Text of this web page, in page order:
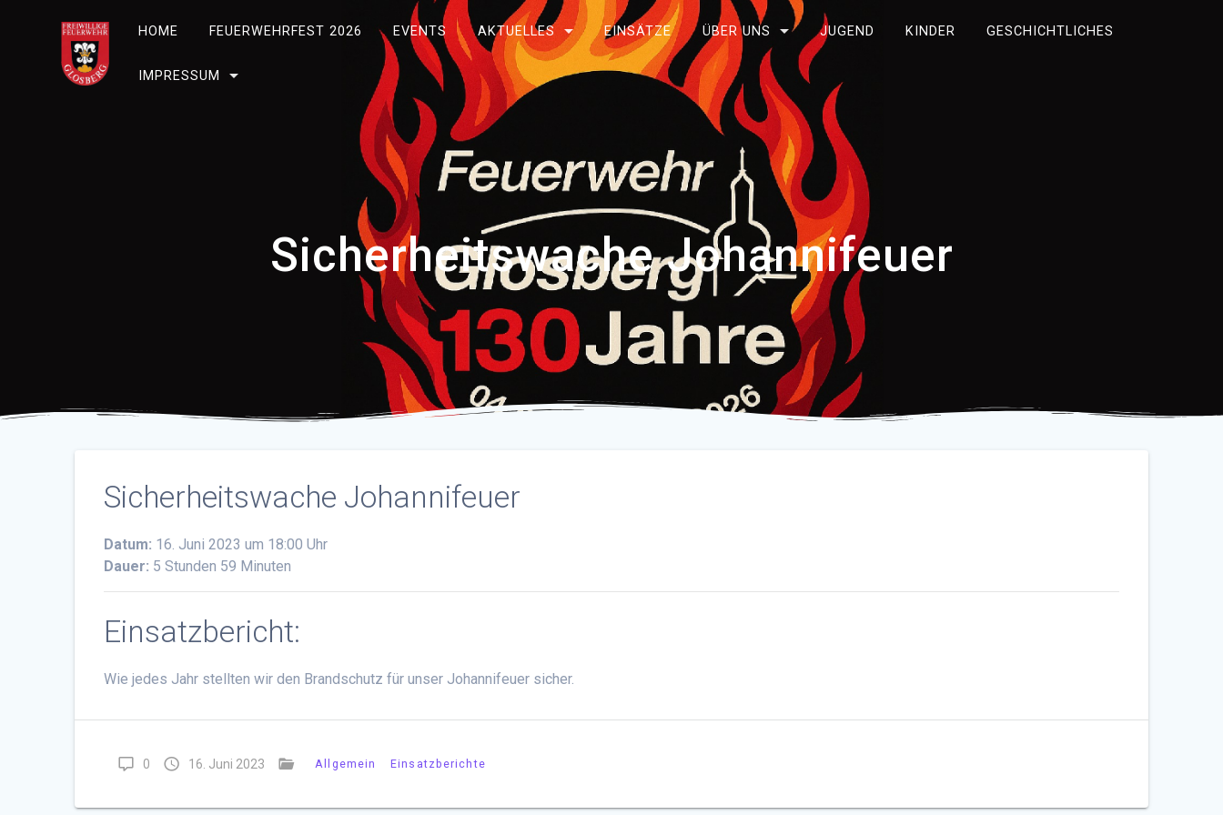
HOME FEUERWEHRFEST 2026 EVENTS AKTUELLES EINSÄTZE ÜBER UNS JUGEND KINDER GESCHICHTLICHES
IMPRESSUM
Sicherheitswache Johannifeuer
Sicherheitswache Johannifeuer
Datum: 16. Juni 2023 um 18:00 Uhr
Dauer: 5 Stunden 59 Minuten
Einsatzbericht:
Wie jedes Jahr stellten wir den Brandschutz für unser Johannifeuer sicher.
0 16. Juni 2023 Allgemein Einsatzberichte